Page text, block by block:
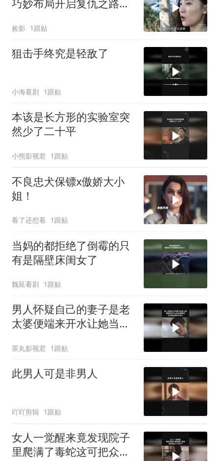
巧妙布局开启复仇之路，
捡影 1跟贴
狙击手终究是轻敌了
小海看剧 1跟贴
本该是长方形的实验室突
然少了二十平
小熊影视君 1跟贴
不良忠犬保镖x傲娇大小
姐！
看了还想看 1跟贴
当妈的都拒绝了倒霉的只
有是隔壁床闺女了
魏延看剧 1跟贴
男人怀疑自己的妻子是老
太婆便端来开水让她当面
茶丸影视君 1跟贴
此男人可是非男人
吖吖剪辑 1跟贴
女人一觉醒来竟发现院子
里爬满了毒蛇这可把众人